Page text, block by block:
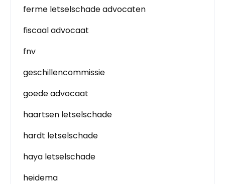
ferme letselschade advocaten
fiscaal advocaat
fnv
geschillencommissie
goede advocaat
haartsen letselschade
hardt letselschade
haya letselschade
heidema